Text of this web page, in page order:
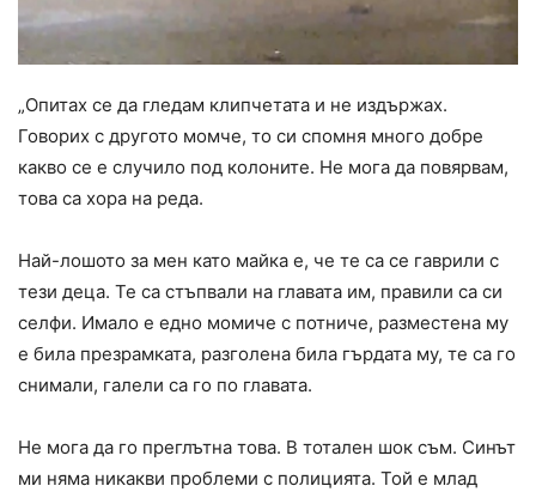
„Опитах се да гледам клипчетата и не издържах.
Говорих с другото момче, то си спомня много добре
какво се е случило под колоните. Не мога да повярвам,
това са хора на реда.
Най-лошото за мен като майка е, че те са се гаврили с
тези деца. Те са стъпвали на главата им, правили са си
селфи. Имало е едно момиче с потниче, разместена му
е била презрамката, разголена била гърдата му, те са го
снимали, галели са го по главата.
Не мога да го преглътна това. В тотален шок съм. Синът
ми няма никакви проблеми с полицията. Той е млад